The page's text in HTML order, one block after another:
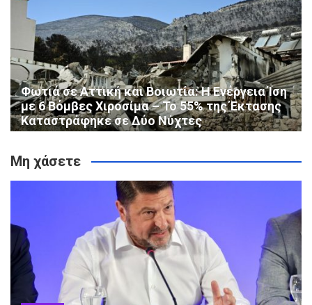
Φωτιά σε Αττική και Βοιωτία: Η Ενέργεια Ίση
με 6 Βόμβες Χιροσίμα – Το 55% της Έκτασης
Καταστράφηκε σε Δύο Νύχτες
Μη χάσετε